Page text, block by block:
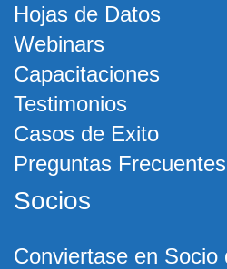
Hojas de Datos
Webinars
Capacitaciones
Testimonios
Casos de Exito
Preguntas Frecuentes
Socios
Conviertase en Socio